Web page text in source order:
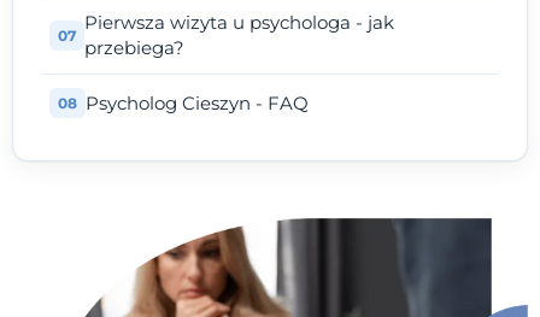
Pierwsza wizyta u psychologa - jak
przebiega?
Psycholog Cieszyn - FAQ